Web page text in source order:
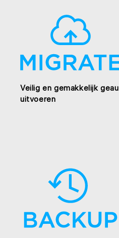
Veilig en gemakkelijk
uitvoeren